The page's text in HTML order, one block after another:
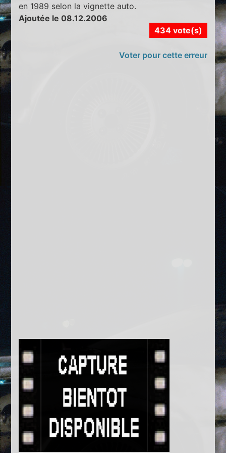
en 1989 selon la vignette auto.
Ajoutée le 08.12.2006
434 vote(s)
Voter pour cette erreur